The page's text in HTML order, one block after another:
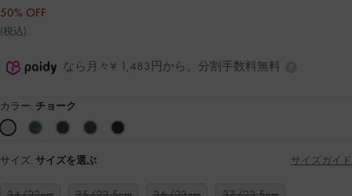
50% OFF
(税込)
なら月々¥ 1,483円から。分割手数料無料
カラー: チョーク
サイズ: サイズを選ぶ サイズガイド